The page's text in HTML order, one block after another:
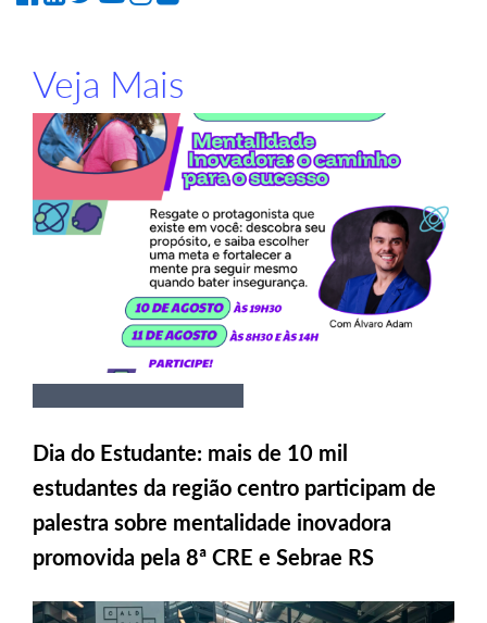
Veja Mais
Dia do Estudante: mais de 10 mil
estudantes da região centro participam de
palestra sobre mentalidade inovadora
promovida pela 8ª CRE e Sebrae RS